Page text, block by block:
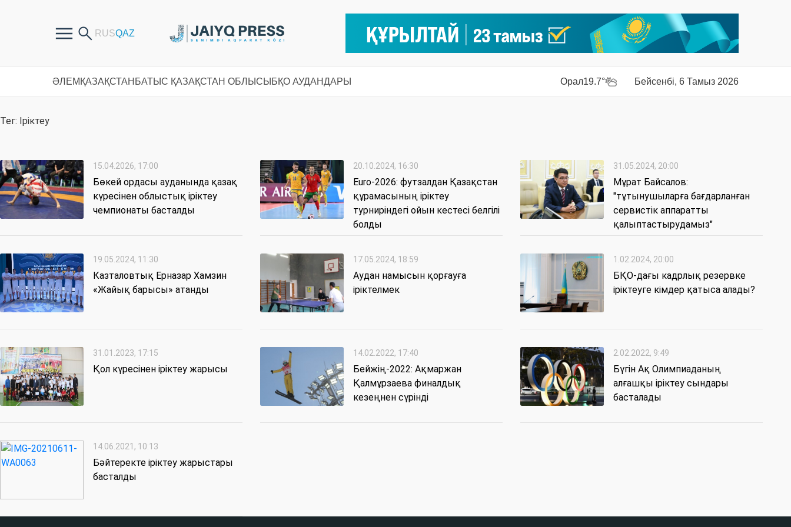
ӘЛЕМ ҚАЗАҚСТАН БАТЫС ҚАЗАҚСТАН ОБЛЫСЫ БҚО АУДАНДАРЫ Орал19.7° Бейсенбі, 6 Тамыз 2026
Тег: Іріктеу
15.04.2026, 17:00
Бөкей ордасы ауданында қазақ
күресінен облыстық іріктеу
чемпионаты басталды
20.10.2024, 16:30
Euro-2026: футзалдан Қазақстан
құрамасының іріктеу
турниріндегі ойын кестесі белгілі
болды
31.05.2024, 20:00
Мұрат Байсалов:
"тұтынушыларға бағдарланған
сервистік аппаратты
қалыптастырудамыз"
19.05.2024, 11:30
Казталовтық Ерназар Хамзин
«Жайық барысы» атанды
17.05.2024, 18:59
Аудан намысын қорғауға
іріктелмек
1.02.2024, 20:00
БҚО-дағы кадрлық резервке
іріктеуге кімдер қатыса алады?
31.01.2023, 17:15
Қол күресінен іріктеу жарысы
14.02.2022, 17:40
Бейжің-2022: Ақмаржан
Қалмұрзаева финалдық
кезеңнен сүрінді
2.02.2022, 9:49
Бүгін Ақ Олимпиаданың
алғашқы іріктеу сындары
басталады
14.06.2021, 10:13
Бәйтеректе іріктеу жарыстары
басталды